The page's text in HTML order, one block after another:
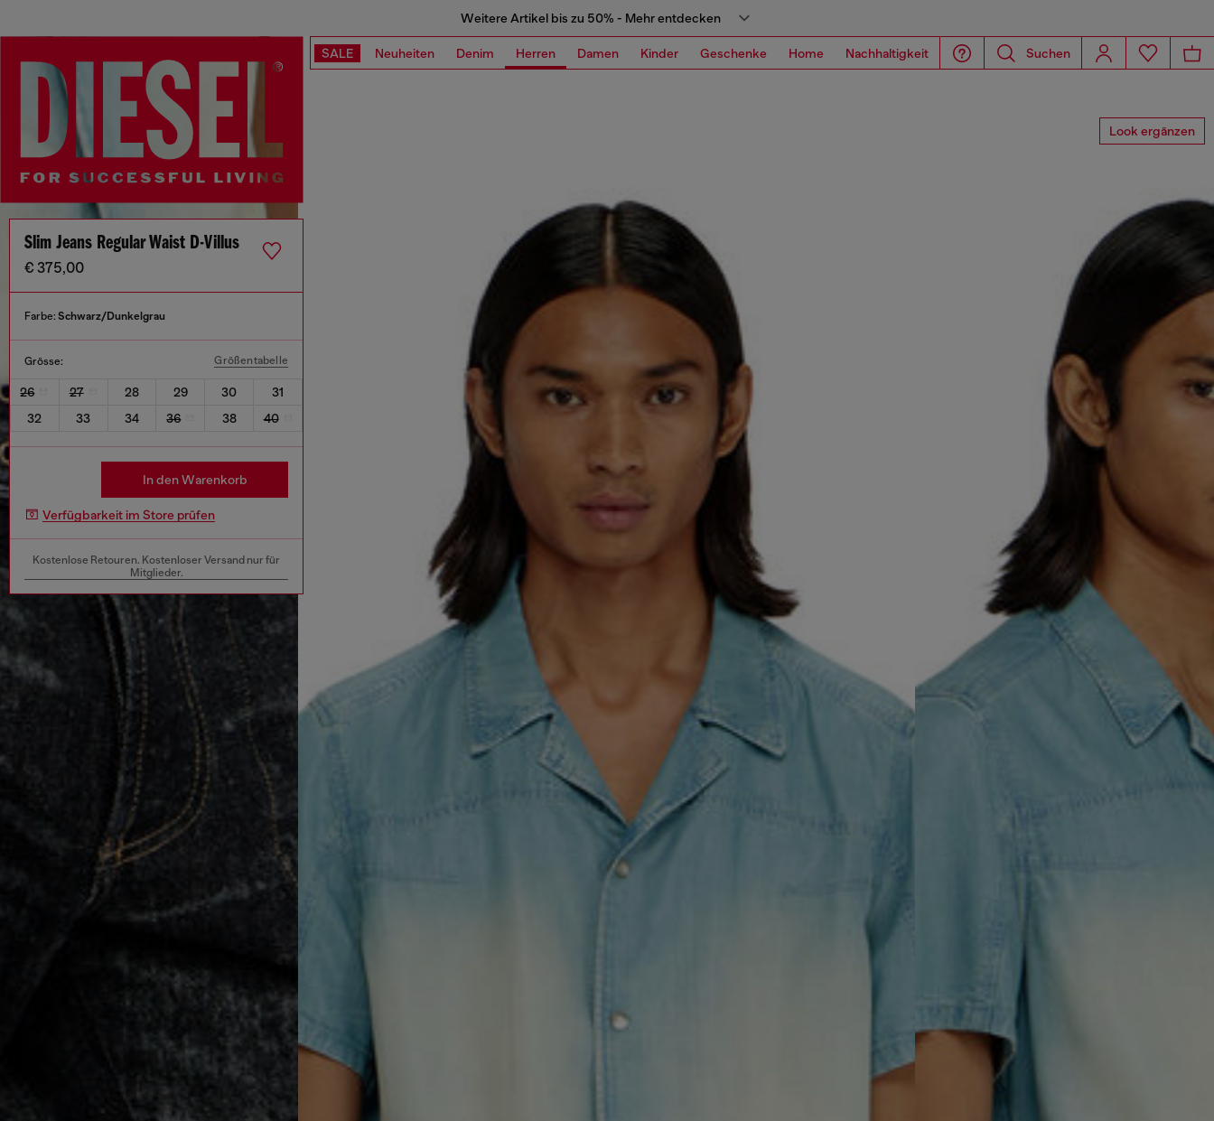
Weitere Artikel bis zu 50% - Mehr entdecken
SALE Neuheiten Denim Herren Damen Kinder Geschenke Home Nachhaltigkeit Suchen
Look ergänzen
Slim Jeans Regular Waist D-Villus
€ 375,00
Farbe: Schwarz/Dunkelgrau
Grösse: Größentabelle
26 27 28 29 30
31
32
33 34 36 38 40
In den Warenkorb
Verfügbarkeit im Store prüfen
Kostenlose Retouren. Kostenloser Versand nur für
Mitglieder.